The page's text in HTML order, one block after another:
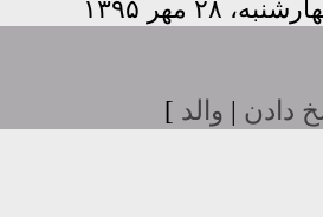
دادن | والد ]